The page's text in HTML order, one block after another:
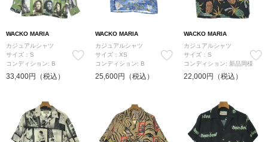
WACKO MARIA
カジュアルシャツ
サイズ：S
コンディション: B
33,400円（税込）
WACKO MARIA
カジュアルシャツ
サイズ：XS
コンディション: B
25,600円（税込）
WACKO MARIA
カジュアルシャツ
サイズ：S
コンディション: 新品同様
22,000円（税込）